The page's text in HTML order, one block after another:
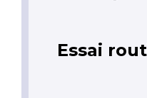
Essai